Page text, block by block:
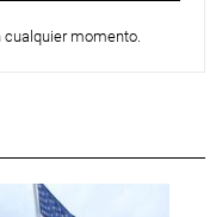
cualquier momento.